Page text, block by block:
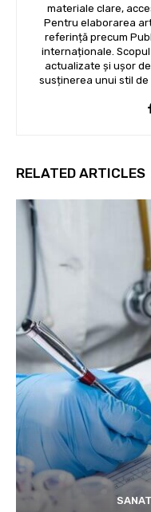
materiale clare,
Pentru elaborarea
referință precum
internaționale.
actualizate și ușor
susținerea unui stil de
RELATED ARTICLES